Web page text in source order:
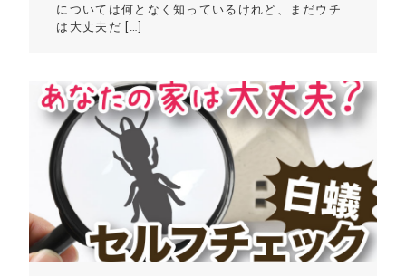
については何となく知っているけれど、まだウチ
は大丈夫だ […]